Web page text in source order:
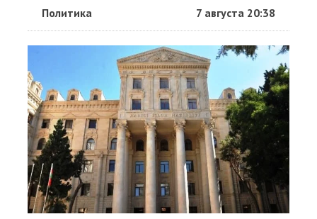
Политика 7 августа 20:38